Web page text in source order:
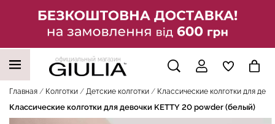
официальный магазин
Главная Колготки Детские колготки Классические колготки для
Классические колготки для девочки KETTY 20 powder (белый)
НАШИ ТРЕНДОВЫЕ ТОВАРЫ